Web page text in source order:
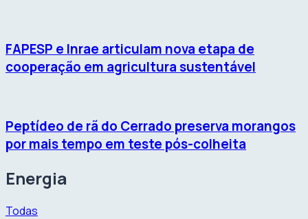
FAPESP e Inrae articulam nova etapa de
cooperação em agricultura sustentável
Peptídeo de rã do Cerrado preserva morangos
por mais tempo em teste pós-colheita
Energia
Todas